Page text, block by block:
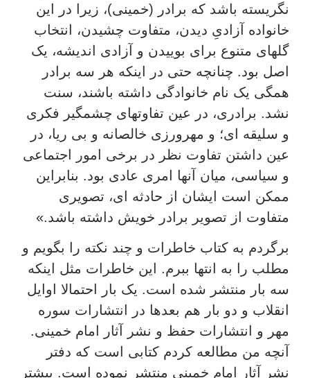
نگریسته باشد که برادر (خمینی)، زیرا در این
خانواده آزادیِ دیدن، متفاوت چشیدن، انتخاب
گلهای متنوع برای بوییدن و آزادی اندیشه، یک
اصل بود. چنانچه حتی در اینکه هر سه برادر
همگی یک نام خانوادگی داشته باشند، سنت
نشد. برادری، در عین تفاوتهای چشمگیر فکری
و سلیقه ای؛ و مهرورزی خالصانه و بی ریا، در
عین داشتن تفاوت نظر در برخی امور اجتماعی
و سیاسی، میان آنها امری عادی بود. بنابراین
ممکن است ایشان از حادثه ای، تصویری
متفاوت از تصویر برادر خویش داشته باشد.»
برگردم به کتاب خاطرات و چند نکته را بگویم و
مطلب را به انتها ببرم. این خاطرات مثل اینکه
سه بار منتشر شده است. یک بار احتمالا اوایل
انقلاب و دو بار هم بعدها در انتشارات سوره
مهر و انتشارات حفظ و نشر آثار امام خمینی.
آنچه من مطالعه کردم کتابی است که دفتر
نشر آثار امام خمینی منتشر نموده است. بیشتر